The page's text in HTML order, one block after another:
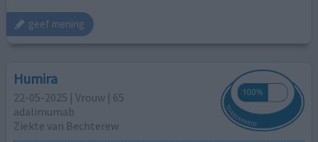
geef mening
Humira
22-05-2025 | Vrouw | 65
adalimumab
Ziekte van Bechterew